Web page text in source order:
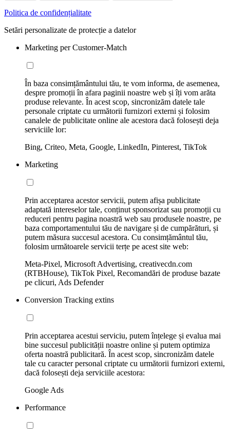
Politica de confidențialitate
Setări personalizate de protecție a datelor
Marketing per Customer-Match
În baza consimțământului tău, te vom informa, de asemenea,
despre promoții în afara paginii noastre web și îți vom arăta
produse relevante. În acest scop, sincronizăm datele tale
personale criptate cu următorii furnizori externi și folosim
canalele de publicitate online ale acestora dacă folosești deja
serviciile lor:
Bing, Criteo, Meta, Google, LinkedIn, Pinterest, TikTok
Marketing
Prin acceptarea acestor servicii, putem afișa publicitate
adaptată intereselor tale, conținut sponsorizat sau promoții cu
reduceri pentru pagina noastră web sau produsele noastre, pe
baza comportamentului tău de navigare și de cumpărături, și
putem măsura succesul acestora. Cu consimțământul tău,
folosim următoarele servicii terțe pe acest site web:
Meta-Pixel, Microsoft Advertising, creativecdn.com
(RTBHouse), TikTok Pixel, Recomandări de produse bazate
pe clicuri, Ads Defender
Conversion Tracking extins
Prin acceptarea acestui serviciu, putem înțelege și evalua mai
bine succesul publicității noastre online și putem optimiza
oferta noastră publicitară. În acest scop, sincronizăm datele
tale cu caracter personal criptate cu următorii furnizori externi,
dacă folosești deja serviciile acestora:
Google Ads
Performance